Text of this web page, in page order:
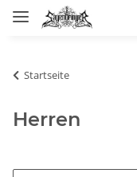
Startseite
Herren